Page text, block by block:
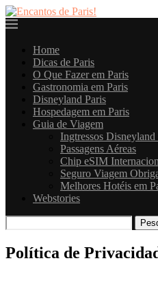
Home
Dicas de Paris
O Que Fazer em Paris
Gastronomia em Paris
Disneyland Paris
Hospedagem em Paris
Guia de Viagem
Ingtressos
Passagens Aéreas
Chip eSIM
Seguro Viagem
Melhores Hotéis em
Webstories
Política de